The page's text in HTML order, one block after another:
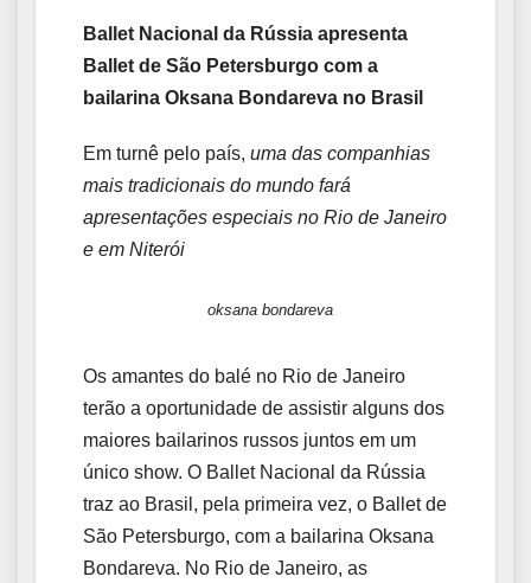
Ballet Nacional da Rússia apresenta
Ballet de São Petersburgo com a
bailarina Oksana Bondareva no Brasil
Em turnê pelo país, uma das companhias
mais tradicionais do mundo fará
apresentações especiais no Rio de Janeiro
e em Niterói
oksana bondareva
Os amantes do balé no Rio de Janeiro
terão a oportunidade de assistir alguns dos
maiores bailarinos russos juntos em um
único show. O Ballet Nacional da Rússia
traz ao Brasil, pela primeira vez, o Ballet de
São Petersburgo, com a bailarina Oksana
Bondareva. No Rio de Janeiro, as